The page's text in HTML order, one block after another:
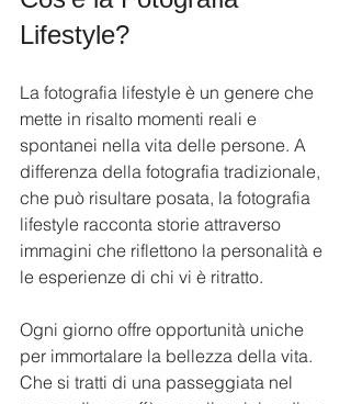
Lifestyle?
La fotografia lifestyle è un genere che
mette in risalto momenti reali e
spontanei nella vita delle persone. A
differenza della fotografia tradizionale,
che può risultare posata, la fotografia
lifestyle racconta storie attraverso
immagini che riflettono la personalità e
le esperienze di chi vi è ritratto.
Ogni giorno offre opportunità uniche
per immortalare la bellezza della vita.
Che si tratti di una passeggiata nel